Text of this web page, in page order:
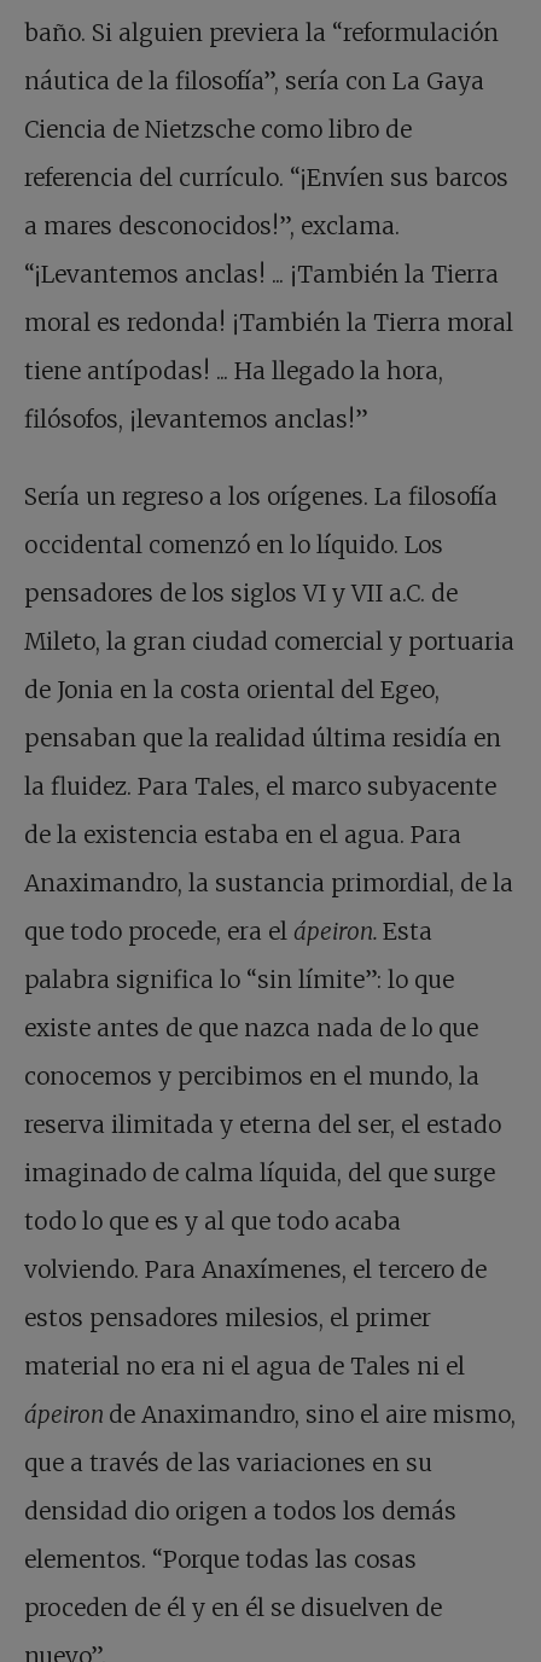
baño. Si alguien previera la “reformulación
náutica de la filosofía”, sería con La Gaya
Ciencia de Nietzsche como libro de
referencia del currículo. “¡Envíen sus barcos
a mares desconocidos!”, exclama.
“¡Levantemos anclas! ... ¡También la Tierra
moral es redonda! ¡También la Tierra moral
tiene antípodas! ... Ha llegado la hora,
filósofos, ¡levantemos anclas!”
Sería un regreso a los orígenes. La filosofía
occidental comenzó en lo líquido. Los
pensadores de los siglos VI y VII a.C. de
Mileto, la gran ciudad comercial y portuaria
de Jonia en la costa oriental del Egeo,
pensaban que la realidad última residía en
la fluidez. Para Tales, el marco subyacente
de la existencia estaba en el agua. Para
Anaximandro, la sustancia primordial, de la
que todo procede, era el ápeiron. Esta
palabra significa lo “sin límite”: lo que
existe antes de que nazca nada de lo que
conocemos y percibimos en el mundo, la
reserva ilimitada y eterna del ser, el estado
imaginado de calma líquida, del que surge
todo lo que es y al que todo acaba
volviendo. Para Anaxímenes, el tercero de
estos pensadores milesios, el primer
material no era ni el agua de Tales ni el
ápeiron de Anaximandro, sino el aire mismo,
que a través de las variaciones en su
densidad dio origen a todos los demás
elementos. “Porque todas las cosas
proceden de él y en él se disuelven de
nuevo”.